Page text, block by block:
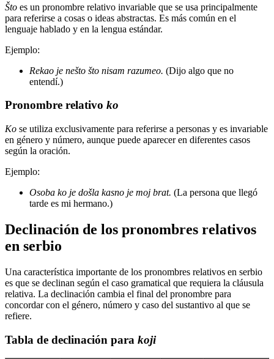
Što es un pronombre relativo invariable que se usa principalmente
para referirse a cosas o ideas abstractas. Es más común en el
lenguaje hablado y en la lengua estándar.
Ejemplo:
Rekao je nešto što nisam razumeo. (Dijo algo que no
entendí.)
Pronombre relativo ko
Ko se utiliza exclusivamente para referirse a personas y es invariable
en género y número, aunque puede aparecer en diferentes casos
según la oración.
Ejemplo:
Osoba ko je došla kasno je moj brat. (La persona que llegó
tarde es mi hermano.)
Declinación de los pronombres relativos
en serbio
Una característica importante de los pronombres relativos en serbio
es que se declinan según el caso gramatical que requiera la cláusula
relativa. La declinación cambia el final del pronombre para
concordar con el género, número y caso del sustantivo al que se
refiere.
Tabla de declinación para koji